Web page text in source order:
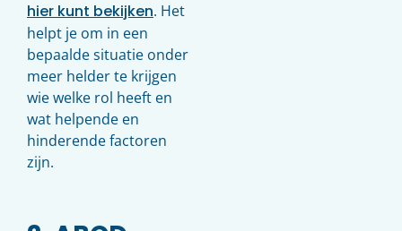
hier kunt bekijken. Het
helpt je om in een
bepaalde situatie onder
meer helder te krijgen
wie welke rol heeft en
wat helpende en
hinderende factoren
zijn.